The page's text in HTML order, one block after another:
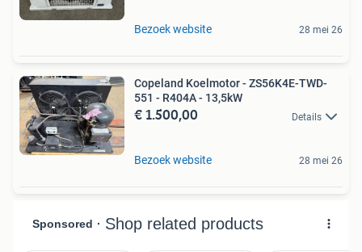
Bezoek website 28 mei 26
Copeland Koelmotor - ZS56K4E-TWD-
551 - R404A - 13,5kW
€ 1.500,00 Details
Bezoek website 28 mei 26